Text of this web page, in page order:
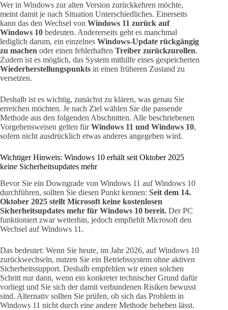
Wer in Windows zur alten Version zurückkehren möchte,
meint damit je nach Situation Unterschiedliches. Einerseits
kann das den Wechsel von Windows 11 zurück auf
Windows 10 bedeuten. Andererseits geht es manchmal
lediglich darum, ein einzelnes Windows-Update rückgängig
zu machen oder einen fehlerhaften Treiber zurückzurollen.
Zudem ist es möglich, das System mithilfe eines gespeicherten
Wiederherstellungspunkts in einen früheren Zustand zu
versetzen.
Deshalb ist es wichtig, zunächst zu klären, was genau Sie
erreichen möchten. Je nach Ziel wählen Sie die passende
Methode aus den folgenden Abschnitten. Alle beschriebenen
Vorgehensweisen gelten fürWindows 11 und Windows 10,
sofern nicht ausdrücklich etwas anderes angegeben wird.
Wichtiger Hinweis: Windows 10 erhält seit Oktober 2025
keine Sicherheitsupdates mehr
Bevor Sie ein Downgrade von Windows 11 auf Windows 10
durchführen, sollten Sie diesen Punkt kennen: Seit dem 14.
Oktober 2025 stellt Microsoft keine kostenlosen
Sicherheitsupdates mehr für Windows 10 bereit. Der PC
funktioniert zwar weiterhin, jedoch empfiehlt Microsoft den
Wechsel auf Windows 11.
Das bedeutet: Wenn Sie heute, im Jahr 2026, auf Windows 10
zurückwechseln, nutzen Sie ein Betriebssystem ohne aktiven
Sicherheitssupport. Deshalb empfehlen wir einen solchen
Schritt nur dann, wenn ein konkreter technischer Grund dafür
vorliegt und Sie sich der damit verbundenen Risiken bewusst
sind. Alternativ sollten Sie prüfen, ob sich das Problem in
Windows 11 nicht durch eine andere Methode beheben lässt.